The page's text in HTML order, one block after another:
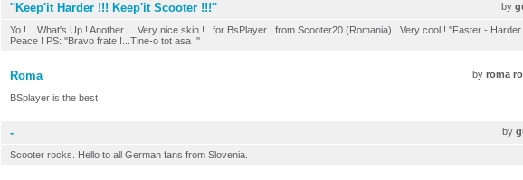
''Keep'it Harder !!! Keep'it Scooter !!!'' by
Yo !....What's Up ! Another !...Very nice skin !...for BsPlayer , from Scooter20 (Romania) . Very cool ! ''Faster -
Peace ! PS: ''Bravo frate !...Tine-o tot asa !''
Roma by roma
BSplayer is the best
- by
Scooter rocks. Hello to all German fans from Slovenia.